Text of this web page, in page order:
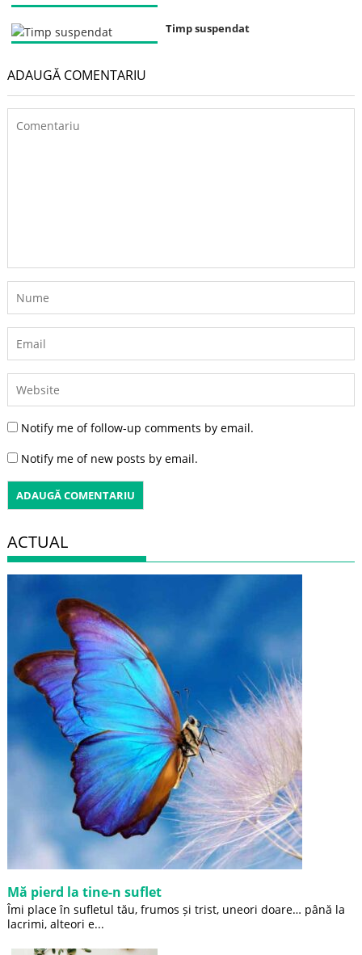
Timp suspendat
ADAUGĂ COMENTARIU
Notify me of follow-up comments by email.
Notify me of new posts by email.
ACTUAL
Mă pierd la tine-n suflet
Îmi place în sufletul tău, frumos și trist, uneori doare… până la
lacrimi, alteori e...